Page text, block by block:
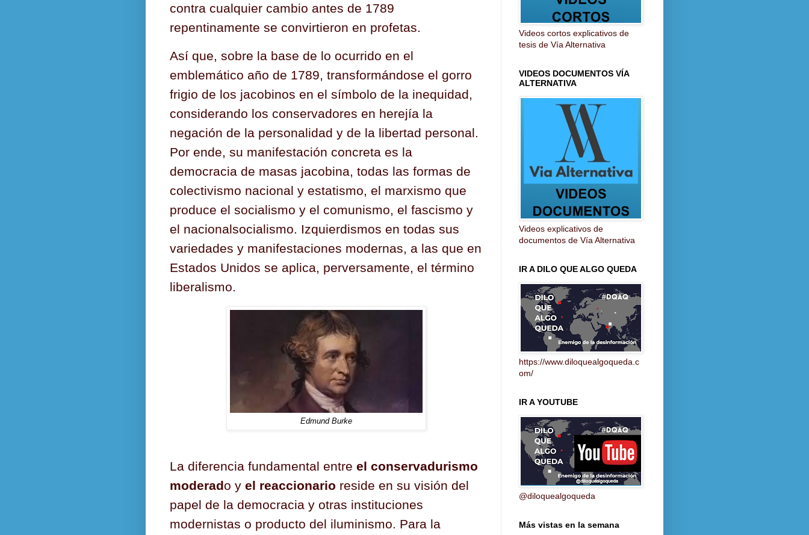
contra cualquier cambio antes de 1789
repentinamente se convirtieron en profetas. ​
Así que, sobre la base de lo ocurrido en el
emblemático año de 1789, transformándose el gorro
frigio de los jacobinos en el símbolo de la inequidad,
considerando los conservadores en herejía la
negación de la personalidad y de la libertad personal.
Por ende, su manifestación concreta es la
democracia de masas jacobina, todas las formas de
colectivismo nacional y estatismo, el marxismo que
produce el socialismo y el comunismo, el fascismo y
el nacionalsocialismo. Izquierdismos en todas sus
variedades y manifestaciones modernas, a las que en
Estados Unidos se aplica, perversamente, el término
liberalismo. ​
Edmund Burke
La diferencia fundamental entre el conservadurismo
moderado y el reaccionario reside en su visión del
papel de la democracia y otras instituciones
modernistas o producto del iluminismo. Para la
Videos cortos explicativos de
tesis de Vía Alternativa
VIDEOS DOCUMENTOS VÍA
ALTERNATIVA
Videos explicativos de
documentos de Vía Alternativa
IR A DILO QUE ALGO QUEDA
https://www.diloquealgoqueda.c
om/
IR A YOUTUBE
@diloquealgoqueda
Más vistas en la semana